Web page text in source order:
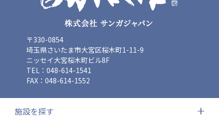
〒330-0854
埼玉県さいたま市大宮区桜木町1-11-9
ニッセイ大宮桜木町ビル8F
TEL：048-614-1541
FAX：048-614-1552
施設を探す